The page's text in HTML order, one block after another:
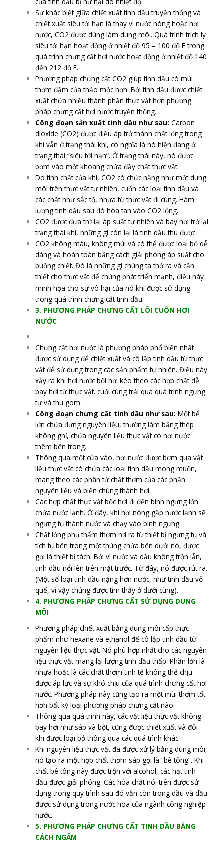
Sự khác biệt giữa chiết xuất tinh dầu truyền thống và
chiết xuất siêu tới hạn là thay vì nước nóng hoặc hơi
nước, CO2 được dùng làm dung môi. Quá trình trích ly
siêu tới hạn hoạt động ở nhiệt độ 95 – 100 độ F trong
quá trình chưng cất hơi nước hoạt động ở nhiệt độ 140
đến 212 độ F.
Phương pháp chưng cất CO2 giúp tinh dầu có mùi
thơm đậm của thảo mộc hơn. Bởi tinh dầu được chiết
xuất chứa nhiều thành phần thực vật hơn phương
pháp chưng cất hơi nước truyền thống.
Công đoạn sản xuất tinh dầu như sau:Carbon
dioxide (CO2) được điều áp trở thành chất lỏng trong
khi vẫn ở trạng thái khí, có nghĩa là nó hiện đang ở
trạng thái “siêu tới hạn”. Ở trạng thái này, nó được
bơm vào mộtkhoang chứa đầy chất thực vật.
Do tính chất của khí, CO2 có chức năng như một dung
môi trên thực vật tự nhiên, cuốn các loại tinh dầu và
các chất như sắc tố, nhựa từ thực vật đi cùng. Hàm
lượng tinh dầu sau đó hòa tan vào CO2 lỏng.
CO2 được đưa trở lại áp suất tự nhiên và bay hơi trở lại
trạng thái khí, những gì còn lại là tinh dầu thu được.
CO2 không màu, không mùi và có thể được loại bỏ dễ
dàng và hoàn toàn bằng cách giải phóng áp suất cho
buồng chiết. Đó là những gì chúng ta thở ra và cần
thiết cho thực vật để chúng phát triển mạnh, điều này
minh họa cho sự vô hại của nó khi được sử dụng
trong quá trình chưng cất tinh dầu.
3. PHƯƠNG PHÁP CHƯNG CẤT LÔI CUỐN HƠI
NƯỚC
Chưng cất hơi nước là phương pháp phổ biến nhất
được sử dụng để chiết xuất và cô lập tinh dầu từ thực
vật để sử dụng trong các sản phẩm tự nhiên. Điều này
xảy ra khi hơi nước bối hơi kéo theo các hợp chất dễ
bay hơi từ thực vật. cuối cùng trải qua quá trình ngưng
tự và thu gom.
Công đoạn chưng cất tinh dầu như sau:Một bể
lớn chứa đựng nguyên liệu, thường làm bằng thép
không ghỉ, chứa nguyên liệu thực vật có hơi nước
thêm bên trong.
Thông qua một cửa vào, hơi nước được bơm qua vật
liệu thực vật có chứa các loại tinh dầu mong muốn,
mang theo các phân tử chất thơm của các phần
nguyên liệu và biến chúng thành hơi.
Các hợp chất thực vật bốc hơi đi đến bình ngưng lớn
chứa nước lạnh. Ở đây, khi hơi nóng gặp nước lạnh sẽ
ngưng tụ thành nước và chạy vào bình ngưng.
Chất lỏng phụ thẩm thơm rơi ra từ thiết bị ngưng tụ và
tích tụ bên trong một thùng chứa bên dưới nó, được
gọi là thiết bị tách. Bởi vì nước và dầu không trộn lẫn,
tinh dầu nổi lên trên mặt trước. Từ đây, nó được rút ra.
(Một số loại tinh dầu nặng hơn nước, như tinh dầu vỏ
quế, vì vậy chúng được tìm thấy ở dưới cùng).
4. PHƯƠNG PHÁP CHƯNG CẤT SỬ DỤNG DUNG
MÔI
Phương pháp chiết xuất bằng dung môi cấp thực
phẩm như hexane và ethanol để cô lập tinh dầu từ
nguyên liệu thực vật. Nó phù hợp nhất cho các nguyên
liệu thực vật mang lại lượng tinh dầu thấp. Phần lớn là
nhựa hoặc là các chất thơm tinh tế không thể chịu
được áp lực và sự khó chịu của quá trình chưng cất hơi
nước. Phương pháp này cũng tạo ra một mùi thơm tốt
hơn bất kỳ loại phương pháp chưng cất nào.
Thông qua quá trình này, các vật liệu thực vật không
bay hơi như sáp và bột, cũng được chiết xuất và đôi
khi được loại bỏ thông qua các quá trình khác.
Khi nguyên liệu thực vật đã được xử lý bằng dung môi,
nó tạo ra một hợp chất thơm sáp gọi là “bê tông”. Khi
chất bê tông này được trộn với alcohol, các hạt tinh
dầu được giải phóng. Các hóa chất nói trên được sử
dụng trong quy trình sau đó vẫn còn trong dầu và dầu
được sử dụng trong nước hoa của ngành công nghiệp
nước.
5. PHƯƠNG PHÁP CHƯNG CẤT TINH DẦU BẰNG
CÁCH NGÂM